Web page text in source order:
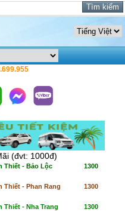
(đvt: 1000đ)
Thiết - Bảo Lộc 1300
Thiết - Phan Rang 1300
Thiết - Nha Trang 1300